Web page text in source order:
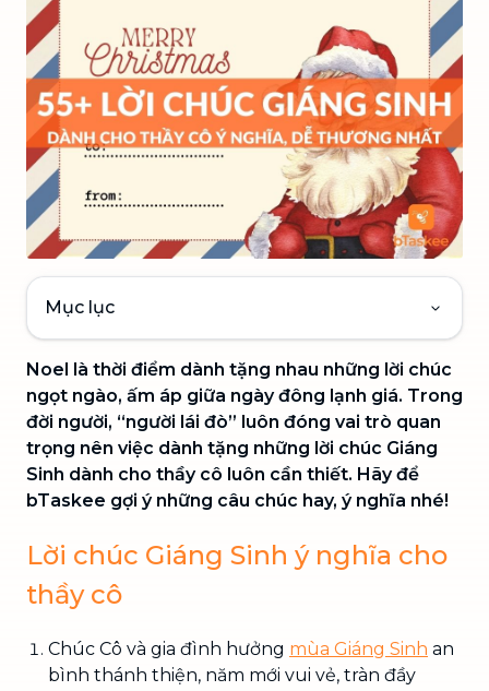
Mục lục
Noel là thời điểm dành tặng nhau những lời chúc
ngọt ngào, ấm áp giữa ngày đông lạnh giá. Trong
đời người, “người lái đò” luôn đóng vai trò quan
trọng nên việc dành tặng những lời chúc Giáng
Sinh dành cho thầy cô luôn cần thiết. Hãy để
bTaskee gợi ý những câu chúc hay, ý nghĩa nhé!
Lời chúc Giáng Sinh ý nghĩa cho
thầy cô
Chúc Cô và gia đình hưởng mùa Giáng Sinh an
bình thánh thiện, năm mới vui vẻ, tràn đầy